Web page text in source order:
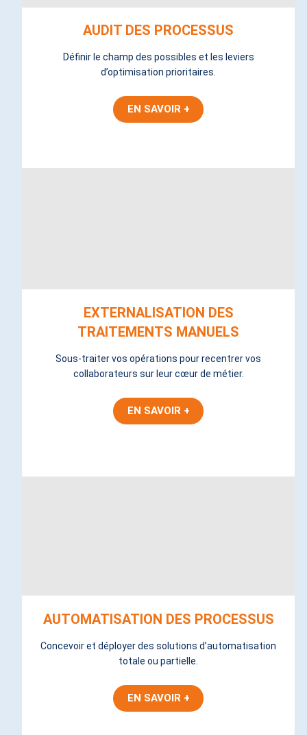
AUDIT DES PROCESSUS
Définir le champ des possibles et les leviers
d’optimisation prioritaires.
EN SAVOIR +
EXTERNALISATION DES
TRAITEMENTS MANUELS
Sous-traiter vos opérations pour recentrer vos
collaborateurs sur leur cœur de métier.
EN SAVOIR +
AUTOMATISATION DES PROCESSUS
Concevoir et déployer des solutions d’automatisation
totale ou partielle.
EN SAVOIR +